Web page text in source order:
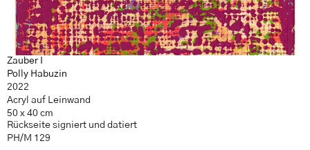
Zauber I
Polly Habuzin
2022
Acryl auf Leinwand
50 x 40 cm
Rückseite signiert und datiert
PH/M 129